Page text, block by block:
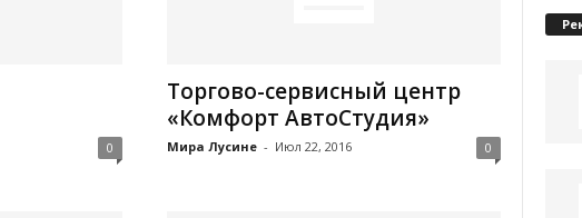
0
Торгово-сервисный центр
«Комфорт АвтоСтудия»
Мира Лусине - Июл 22, 2016 0